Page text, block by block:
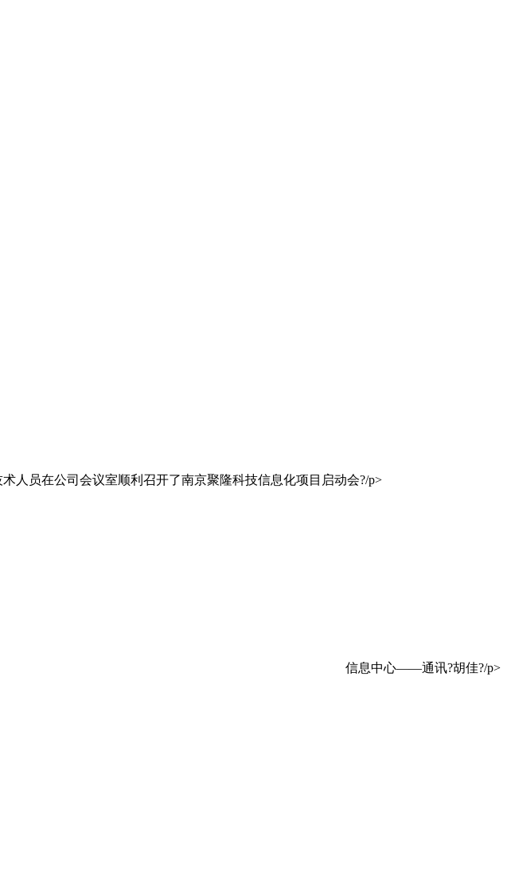
人员在公司会议室顺利召开了南京聚隆科技信息化项目启动会?/p>
信息中心——通讯?胡佳?/p>